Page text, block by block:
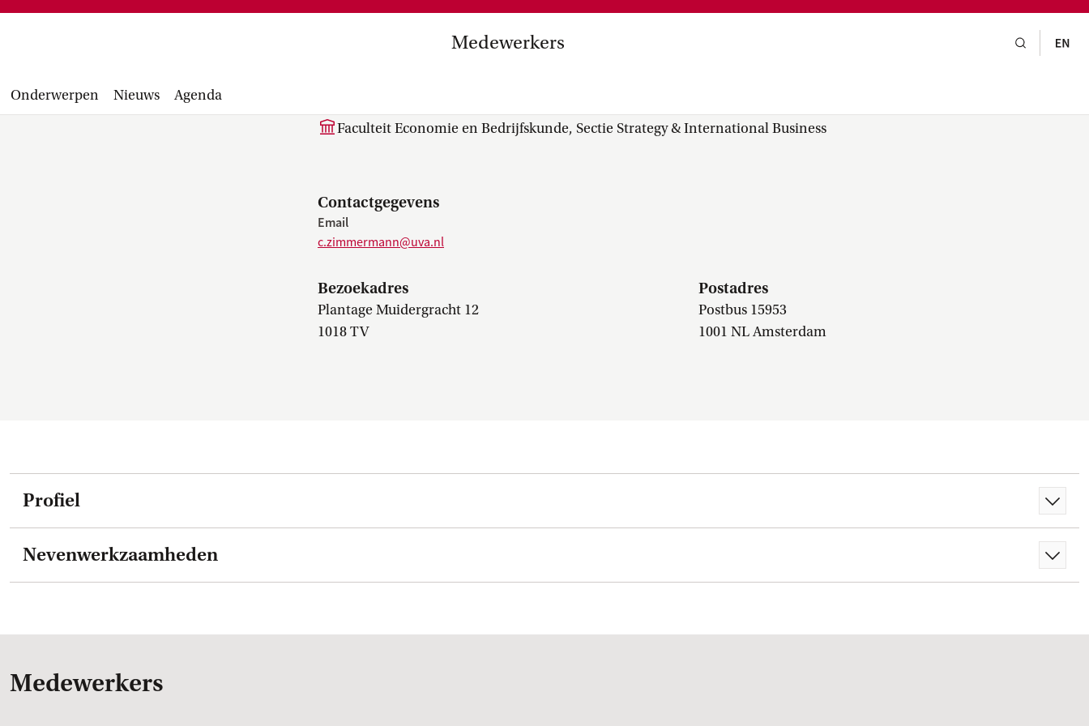
Medewerkers
Onderwerpen Nieuws Agenda
Financiële administratie, facturen,
projecten
Facultair strategisch plan, instellingsplan,
Wetsvoorstel Internationalisering in
Medezeggenschap, ondernemingsraad,
Faculteit Economie en Bedrijfskunde, Sectie Strategy & International Business
Contactgegevens
Email
c.zimmermann@uva.nl
Bezoekadres
Plantage Muidergracht 12
1018 TV
Postadres
Postbus 15953
1001 NL Amsterdam
Profiel
Nevenwerkzaamheden
Medewerkers